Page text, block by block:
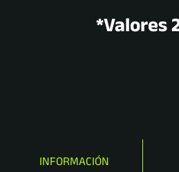
*Valores
INFORMACIÓN